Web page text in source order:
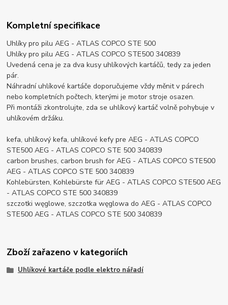
Kompletní specifikace
Uhlíky pro pilu AEG - ATLAS COPCO STE 500
Uhlíky pro pilu AEG - ATLAS COPCO STE500 340839
Uvedená cena je za dva kusy uhlíkových kartáčů, tedy za jeden
pár.
Náhradní uhlíkové kartáče doporučujeme vždy měnit v párech
nebo kompletních počtech, kterými je motor stroje osazen.
Při montáži zkontrolujte, zda se uhlíkový kartáč volně pohybuje v
uhlíkovém držáku.
kefa, uhlíkový kefa, uhlíkové kefy pre AEG - ATLAS COPCO
STE500 AEG - ATLAS COPCO STE 500 340839
carbon brushes, carbon brush for AEG - ATLAS COPCO STE500
AEG - ATLAS COPCO STE 500 340839
Kohlebürsten, Kohlebürste für AEG - ATLAS COPCO STE500 AEG
- ATLAS COPCO STE 500 340839
szczotki węglowe, szczotka węglowa do AEG - ATLAS COPCO
STE500 AEG - ATLAS COPCO STE 500 340839
Zboží zařazeno v kategoriích
Uhlíkové kartáče podle elektro nářadí